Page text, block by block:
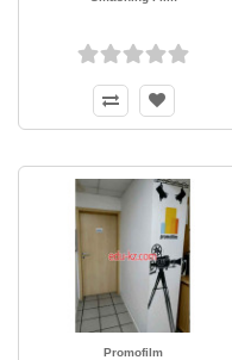
Promofilm